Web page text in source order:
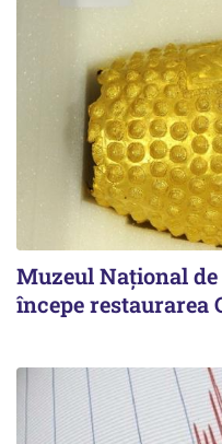
Muzeul Național
începe restaurarea